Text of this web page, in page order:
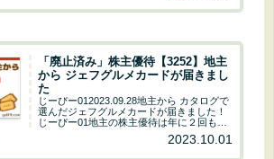
「廃止済み」株主優待【3252】地主
から ジェフグルメカードが届きまし
た
じーぴー012023.09.28地主から カタログで
選んだジェフグルメカードが届きました！
じーぴー01地主の株主優待は年に２回もら
えます！ヤフーファイナンスで地主をチェ
ックじーぴー01カタログギフトは魅力的だ
2023.10.01